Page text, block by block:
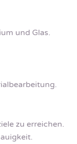
und Glas.
zu erreichen.